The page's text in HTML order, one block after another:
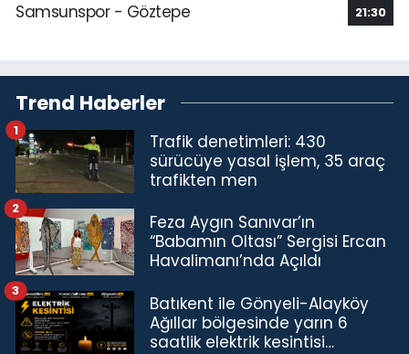
Samsunspor - Göztepe
21:30
Trend Haberler
Trafik denetimleri: 430
sürücüye yasal işlem, 35 araç
trafikten men
1
Feza Aygın Sanıvar’ın
“Babamın Oltası” Sergisi Ercan
Havalimanı’nda Açıldı
2
Batıkent ile Gönyeli-Alayköy
Ağıllar bölgesinde yarın 6
saatlik elektrik kesintisi…
3